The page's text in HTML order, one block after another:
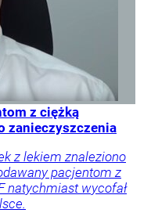
z ciężką
zanieczyszczenia
z lekiem znaleziono
pacjentom z
natychmiast wycofał